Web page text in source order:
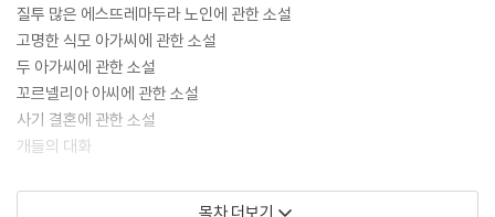
질투 많은 에스뜨레마두라 노인에 관한 소설
고명한 식모 아가씨에 관한 소설
두 아가씨에 관한 소설
꼬르넬리아 아씨에 관한 소설
사기 결혼에 관한 소설
개들의 대화
작품해설 / 현대 단편소설의 효시 세르반떼스의 『모범소설집』
목차 더보기